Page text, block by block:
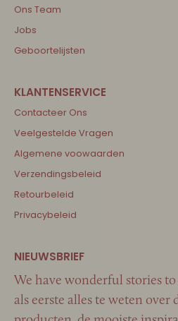
Ons Team
Jobs
Geboortelijsten
Contacteer Ons
Veelgestelde Vragen
Algemene voowaarden
Verzendingsbeleid
Retourbeleid
Privacybeleid
We have wonderful stories
als eerste alles te weten over